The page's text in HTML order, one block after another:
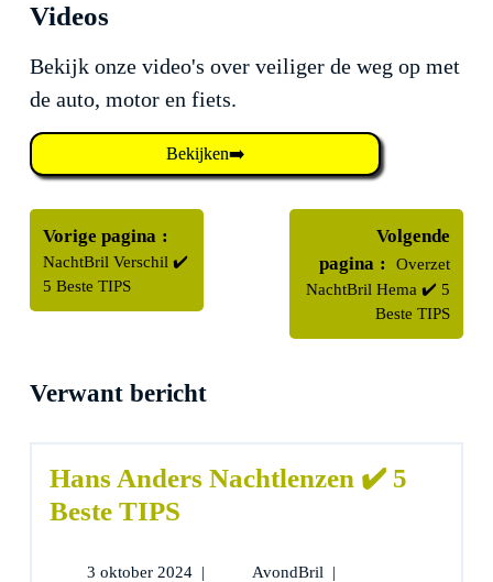
Videos
Bekijk onze video's over veiliger de weg op met
de auto, motor en fiets.
Bekijken➡️
Bericht
navigatie
Vorige pagina
berichten
NachtBril Verschil ✔️
5 Beste TIPS
Volgende
pagina
Nieuwere
berichten
Overzet
NachtBril Hema ✔️ 5
Beste TIPS
Verwant bericht
Hans Anders Nachtlenzen ✔️ 5
Beste TIPS
3 oktober 2024 3| AvondBril
Hans
|